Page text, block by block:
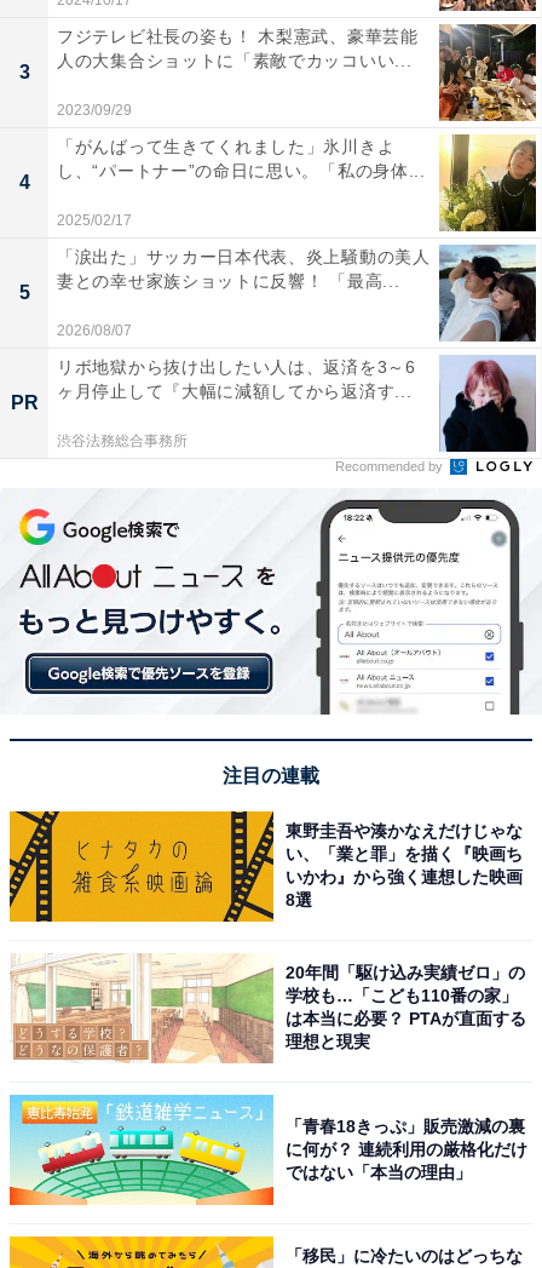
3
フジテレビ社長の姿も！ 木梨憲武、豪華芸能
人の大集合ショットに「素敵でカッコいい...
2023/09/29
4
「がんばって生きてくれました」氷川きよ
し、“パートナー”の命日に思い。「私の身体...
2025/02/17
5
「涙出た」サッカー日本代表、炎上騒動の美人
妻との幸せ家族ショットに反響！ 「最高...
2026/08/07
PR
リボ地獄から抜け出したい人は、返済を3～6
ヶ月停止して『大幅に減額してから返済す...
渋谷法務総合事務所
Recommended by
注目の連載
東野圭吾や湊かなえだけじゃな
い、「業と罪」を描く『映画ち
いかわ』から強く連想した映画
8選
20年間「駆け込み実績ゼロ」の
学校も…「こども110番の家」
は本当に必要？ PTAが直面する
理想と現実
「青春18きっぷ」販売激減の裏
に何が？ 連続利用の厳格化だけ
ではない「本当の理由」
「移民」に冷たいのはどっちな